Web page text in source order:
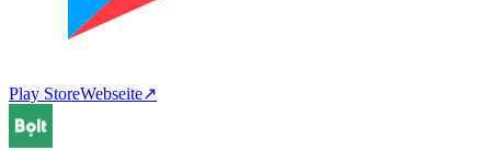
Play StoreWebseite↗